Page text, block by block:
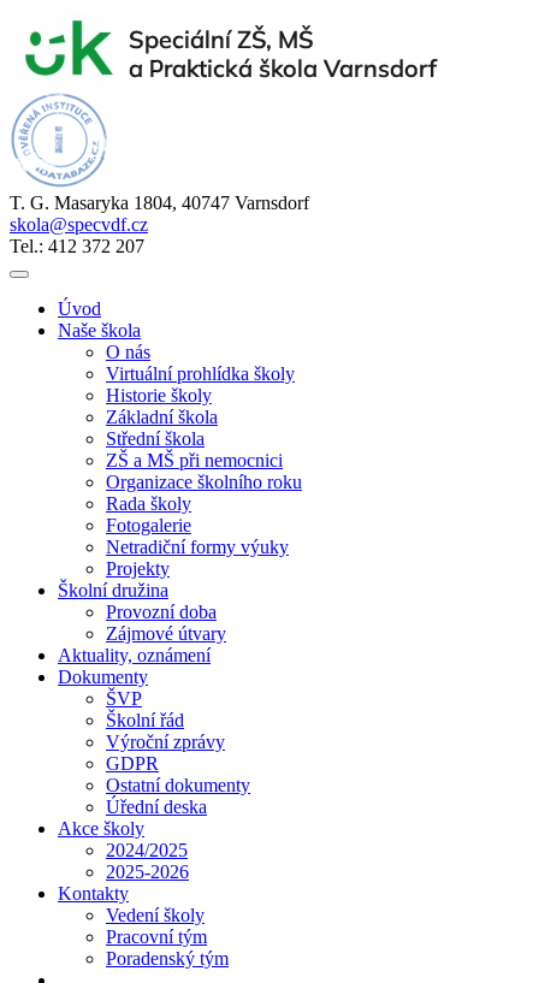
T. G. Masaryka 1804, 40747 Varnsdorf
skola@specvdf.cz
Tel.: 412 372 207
Úvod
Naše škola
O nás
Virtuální prohlídka školy
Historie školy
Základní škola
Střední škola
ZŠ a MŠ při nemocnici
Organizace školního roku
Rada školy
Fotogalerie
Netradiční formy výuky
Projekty
Školní družina
Provozní doba
Zájmové útvary
Aktuality, oznámení
Dokumenty
ŠVP
Školní řád
Výroční zprávy
GDPR
Ostatní dokumenty
Úřední deska
Akce školy
2024/2025
2025-2026
Kontakty
Vedení školy
Pracovní tým
Poradenský tým